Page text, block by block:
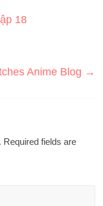
18
Anime Blog →
Required fields are